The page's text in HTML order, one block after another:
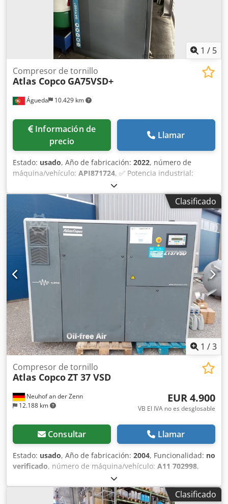
1 / 5
Águeda 10.429 km
Compresor de tornillo
Atlas Copco GA75VSD+
Información de
precio
Llamar
Estado: usado, Año de fabricación: 2022, número de
máquina/vehículo: API871724, ✅ Potencia industrial:
motor de 75 kW (100 CV) para un gran caudal de aire. ✅
Eficiencia energética: tecnología VSD+ que reduce el
consumo hasta un 50%. ✅ Alto rendimiento: gran caudal
de aire de hasta 13,5 m³/min a 13 bar de presión. ✅
Fiabilidad Atlas Copco: fabricación belga de prestigio
mundial para uso continuo. Características técnicas:
Dodpfey Nb Ihsx Akkock Año de fabricación: 2022 |
Modelo: GA75VSD+ | Presión máxima (MAWP): 13 bar |
Potencia del motor: 75 kW (100 CV) | Caudal de aire (Qv):
13,5 m³/min (224,7 l/s) | Velocidad del motor: 6450 rpm |
Voltaje/Frecuencia/Fases: 400V / 50Hz / 3Ph | Peso (Masa):
898 kg | Origen: Bélgica (Atlas Copco Airpower n.v.)
Clasificado
1 /3
Neuhof an der Zenn
12.188 km
Compresor de tornillo
Atlas CopcoZT 37 VSD
EUR 4.900
VB El IVA no es desglosable
Consultar Llamar
Estado: usado, Año de fabricación: 2004, Funcionalidad: no
verificado, número de máquina/vehículo: A11 702998,
placa de características disponible
Instalación de compresor con depósito de presión, secador
de aire y accesorios adicionales Dcodpfx AkexvidnjkjkClasificado